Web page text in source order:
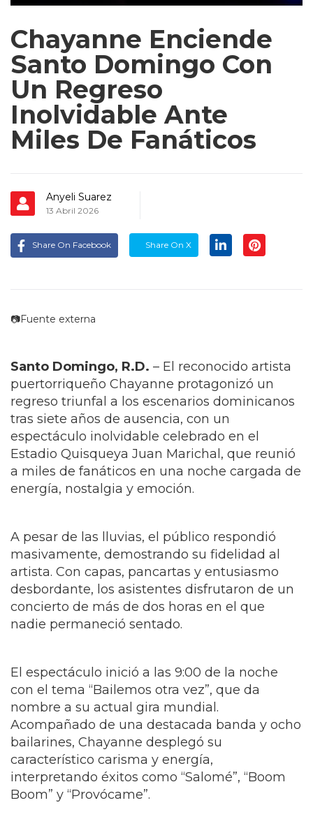
Chayanne Enciende
Santo Domingo Con
Un Regreso
Inolvidable Ante
Miles De Fanáticos
Anyeli Suarez
13 Abril 2026
Share On Facebook Share On X
📷Fuente externa
Santo Domingo, R.D. – El reconocido artista
puertorriqueño Chayanne protagonizó un
regreso triunfal a los escenarios dominicanos
tras siete años de ausencia, con un
espectáculo inolvidable celebrado en el
Estadio Quisqueya Juan Marichal, que reunió
a miles de fanáticos en una noche cargada de
energía, nostalgia y emoción.
A pesar de las lluvias, el público respondió
masivamente, demostrando su fidelidad al
artista. Con capas, pancartas y entusiasmo
desbordante, los asistentes disfrutaron de un
concierto de más de dos horas en el que
nadie permaneció sentado.
El espectáculo inició a las 9:00 de la noche
con el tema “Bailemos otra vez”, que da
nombre a su actual gira mundial.
Acompañado de una destacada banda y ocho
bailarines, Chayanne desplegó su
característico carisma y energía,
interpretando éxitos como “Salomé”, “Boom
Boom” y “Provócame”.